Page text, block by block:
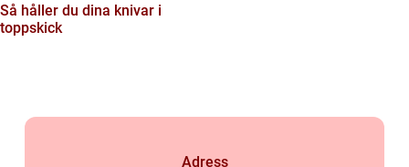
Så håller du dina knivar i
toppskick
Adress